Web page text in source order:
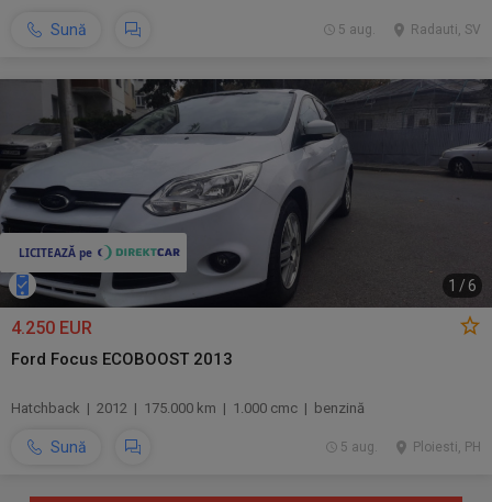
Sună Radauti, SV
5 aug.
1 /6
4.250 EUR
Ford Focus ECOBOOST 2013
Hatchback | 2012 | 175.000 km | 1.000 cmc | benzină
Sună Ploiesti, PH
5 aug.